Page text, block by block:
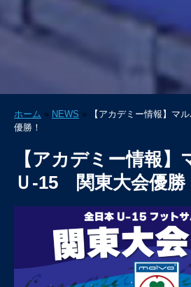
ホーム » NEWS »
【アカデミー情報】マ
優勝！
【アカデミー情報
Ｕ‐15 関東大会優勝